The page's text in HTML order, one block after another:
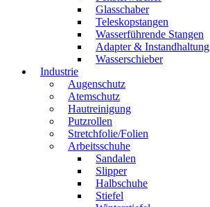
Glasschaber
Teleskopstangen
Wasserführende Stangen
Adapter & Instandhaltung
Wasserschieber
Industrie
Augenschutz
Atemschutz
Hautreinigung
Putzrollen
Stretchfolie/Folien
Arbeitsschuhe
Sandalen
Slipper
Halbschuhe
Stiefel